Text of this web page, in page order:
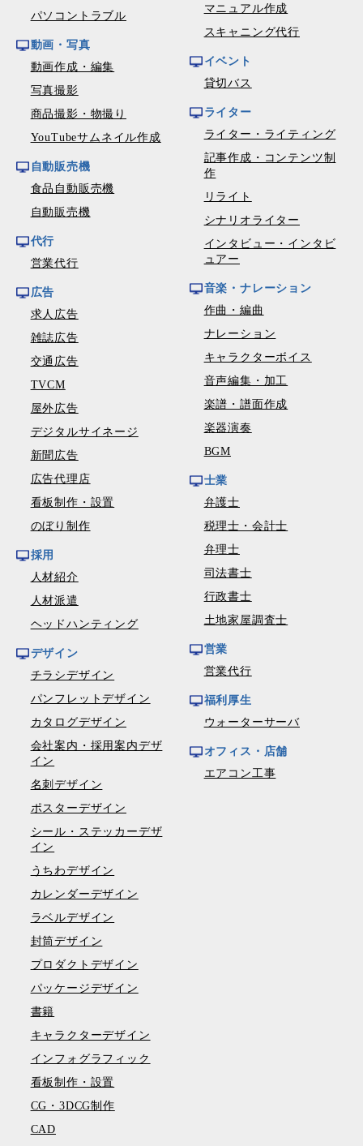
パソコントラブル
動画・写真
動画作成・編集
写真撮影
商品撮影・物撮り
YouTubeサムネイル作成
自動販売機
食品自動販売機
自動販売機
代行
営業代行
広告
求人広告
雑誌広告
交通広告
TVCM
屋外広告
デジタルサイネージ
新聞広告
広告代理店
看板制作・設置
のぼり制作
採用
人材紹介
人材派遣
ヘッドハンティング
デザイン
チラシデザイン
パンフレットデザイン
カタログデザイン
会社案内・採用案内デザ
イン
名刺デザイン
ポスターデザイン
シール・ステッカーデザ
イン
うちわデザイン
カレンダーデザイン
ラベルデザイン
封筒デザイン
プロダクトデザイン
パッケージデザイン
書籍
キャラクターデザイン
インフォグラフィック
看板制作・設置
CG・3DCG制作
CAD
マニュアル作成
スキャニング代行
イベント
貸切バス
ライター
ライター・ライティング
記事作成・コンテンツ制
作
リライト
シナリオライター
インタビュー・インタビ
ュアー
音楽・ナレーション
作曲・編曲
ナレーション
キャラクターボイス
音声編集・加工
楽譜・譜面作成
楽器演奏
BGM
士業
弁護士
税理士・会計士
弁理士
司法書士
行政書士
土地家屋調査士
営業
営業代行
福利厚生
ウォーターサーバ
オフィス・店舗
エアコン工事